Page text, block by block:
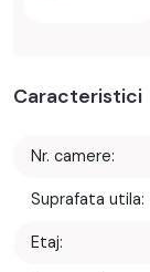
Caracteristici
Nr. camere:
Suprafata utila:
Etaj: